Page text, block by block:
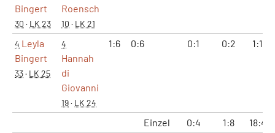
Bingert
30 · LK 23
Roensch
10 · LK 21
4 Leyla
Bingert
33· LK 25
4
Hannah
di
Giovanni
19· LK 24
1:6 0:6 0:1 0:2 1:12
Einzel 0:4 1:8
18:46